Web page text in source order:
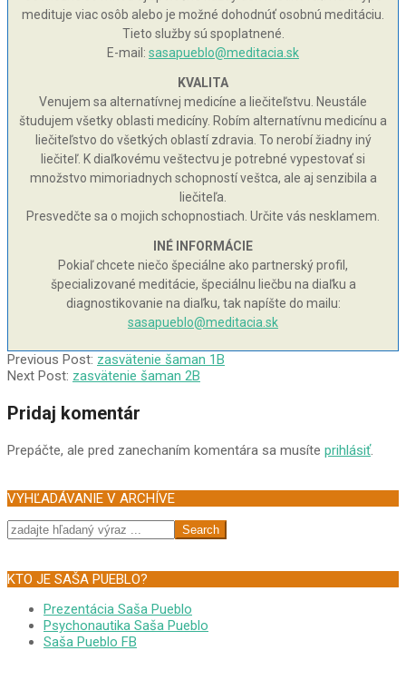
medituje viac osôb alebo je možné dohodnúť osobnú meditáciu.
Tieto služby sú spoplatnené.
E-mail: sasapueblo@meditacia.sk
KVALITA
Venujem sa alternatívnej medicíne a liečiteľstvu. Neustále
študujem všetky oblasti medicíny. Robím alternatívnu medicínu a
liečiteľstvo do všetkých oblastí zdravia. To nerobí žiadny iný
liečiteľ. K diaľkovému veštectvu je potrebné vypestovať si
množstvo mimoriadnych schopností veštca, ale aj senzibila a
liečiteľa.
Presvedčte sa o mojich schopnostiach. Určite vás nesklamem.
INÉ INFORMÁCIE
Pokiaľ chcete niečo špeciálne ako partnerský profil,
špecializované meditácie, špeciálnu liečbu na diaľku a
diagnostikovanie na diaľku, tak napíšte do mailu:
sasapueblo@meditacia.sk
2010-
10-
Previous Post: zasvätenie šaman 1B
Next Post: zasvätenie šaman 2B
Pridaj komentár
Prepáčte, ale pred zanechaním komentára sa musíte prihlásiť.
VYHĽADÁVANIE V ARCHÍVE
Search
KTO JE SAŠA PUEBLO?
Prezentácia Saša Pueblo
Psychonautika Saša Pueblo
Saša Pueblo FB